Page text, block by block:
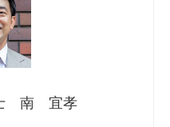
南 宜孝